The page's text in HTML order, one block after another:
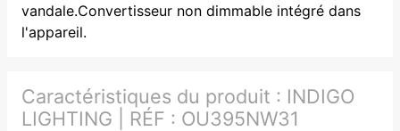
vandale.Convertisseur non dimmable intégré dans
l'appareil.
Caractéristiques du produit : INDIGO
LIGHTING | RÉF : OU395NW31